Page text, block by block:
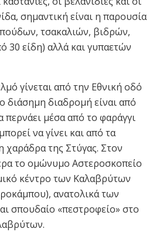
σημαντική είναι η παρουσία
τσακαλιών, βιδρών,
είδη) αλλά και γυπαετών
γίνεται από την Εθνική οδό
διαδρομή είναι από
μέσα από το φαράγγι
να γίνει και από τα
χαράδρα της Στύγας. Στον
το ομώνυμο Αστεροσκοπείο
κέντρο των Καλαβρύτων
ανατολικά των
σπουδαίο «πεστροφείο» στο